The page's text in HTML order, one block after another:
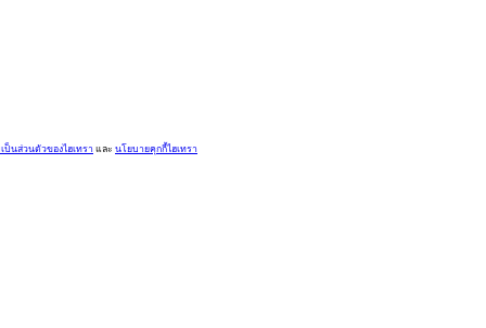
ป็นส่วนตัวของไฮเทรา และ นโยบายคุกกี้ไฮเทรา